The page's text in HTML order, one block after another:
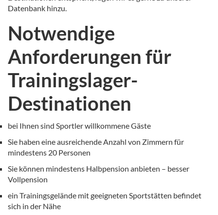
Datenbank hinzu.
Notwendige
Anforderungen für
Trainingslager-
Destinationen
bei Ihnen sind Sportler willkommene Gäste
Sie haben eine ausreichende Anzahl von Zimmern für
mindestens 20 Personen
Sie können mindestens Halbpension anbieten – besser
Vollpension
ein Trainingsgelände mit geeigneten Sportstätten befindet
sich in der Nähe